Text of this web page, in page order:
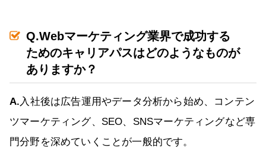
Q.Webマーケティング業界で成功する
ためのキャリアパスはどのようなものが
ありますか？
A.入社後は広告運用やデータ分析から始め、コンテン
ツマーケティング、SEO、SNSマーケティングなど専
門分野を深めていくことが一般的です。